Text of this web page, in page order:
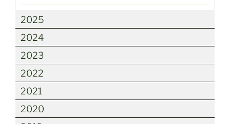
2025
2024
2023
2022
2021
2020